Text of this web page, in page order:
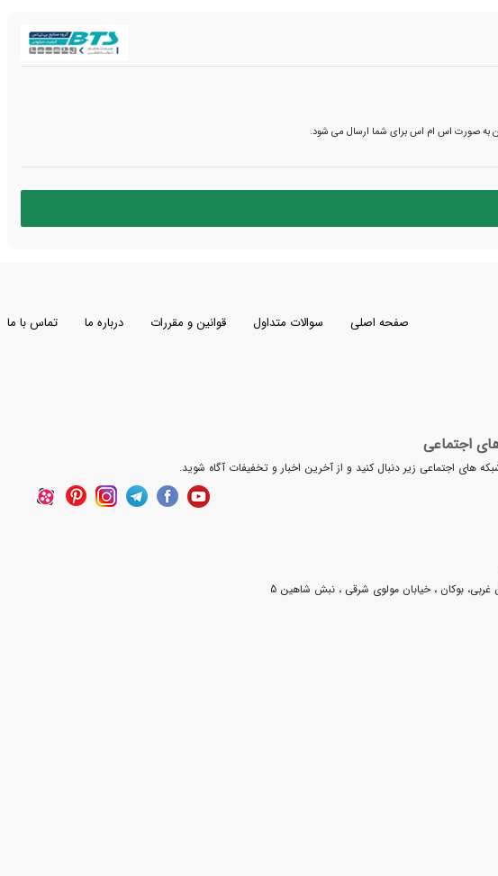
به صورت اس ام اس برای شما ارسال می شود.
صفحه اصلی سوالات متداول قوانین و مقررات درباره ما تماس با ما
اجتماعی
های اجتماعی زیر دنبال کنید و از آخرین اخبار و تخفیفات آگاه شوید.
غربی، بوکان ، خیابان مولوی شرقی ، نبش شاهین 5